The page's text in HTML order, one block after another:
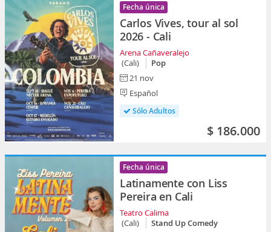
Fecha única
Carlos Vives, tour al sol
2026 - Cali
Arena Cañaveralejo
(Cali)
Pop
21 nov
Español
Sólo Adultos
$ 186.000
Fecha única
Latinamente con Liss
Pereira en Cali
Teatro Calima
(Cali)
Stand Up Comedy